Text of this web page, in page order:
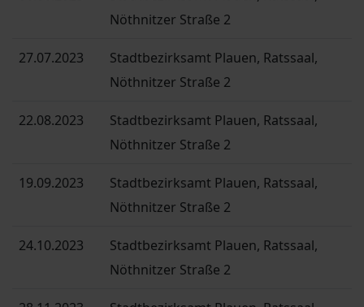
Nöthnitzer Straße 2
27.07.2023
Stadtbezirksamt Plauen, Ratssaal,
Nöthnitzer Straße 2
22.08.2023
Stadtbezirksamt Plauen, Ratssaal,
Nöthnitzer Straße 2
19.09.2023
Stadtbezirksamt Plauen, Ratssaal,
Nöthnitzer Straße 2
24.10.2023
Stadtbezirksamt Plauen, Ratssaal,
Nöthnitzer Straße 2